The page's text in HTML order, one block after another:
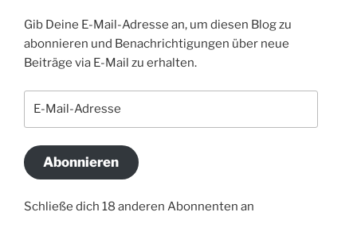
Gib Deine E-Mail-Adresse an, um diesen Blog zu
abonnieren und Benachrichtigungen über neue
Beiträge via E-Mail zu erhalten.
Abonnieren
Schließe dich 18 anderen Abonnenten an